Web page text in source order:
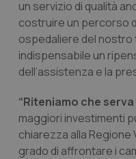
un servizio di qualità
costruire un percorso
ospedaliere del
indispensabile un
dell’assistenza e la
“Riteniamo che
maggiori investimenti
chiarezza alla
grado di affrontare i